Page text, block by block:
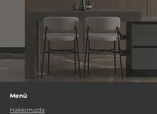
Menü
Hakkımızda